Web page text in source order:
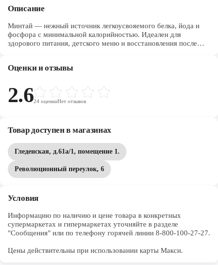
Описание
Минтай — нежный источник легкоусвояемого белка, йода и
фосфора с минимальной калорийностью. Идеален для
здорового питания, детского меню и восстановления после
Оценки и отзывы
2.624 оценкиНет отзывов
Товар доступен в магазинах
Гледенская, д.61а/1, помещение 1.
Революционный переулок, 6
Условия
Информацию по наличию и цене товара в конкретных
супермаркетах и гипермаркетах уточняйте в разделе
"Сообщения" или по телефону горячей линии 8-800-100-27-27.
Цены действительны при использовании карты Макси.